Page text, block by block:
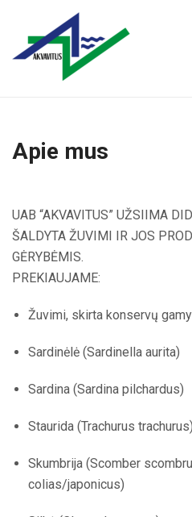
Apie mus
UAB “AKVAVITUS” UŽSIIMA
ŠALDYTA ŽUVIMI IR JOS
GĖRYBĖMIS.
PREKIAUJAME:
Žuvimi, skirta konservų
Sardinėlė (Sardinella aurita)
Sardina (Sardina pilchardus)
Staurida (Trachurus trachurus)
Skumbrija (Scomber
colias/japonicus)